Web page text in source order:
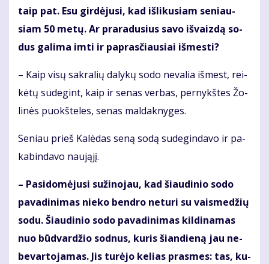
taip pat. Esu gir­dė­ju­si, kad iš­li­ku­siam se­niau­
siam 50 me­tų. Ar pra­ra­du­sius sa­vo iš­vaiz­dą so­
dus ga­li­ma im­ti ir pa­pras­čiau­siai iš­mes­ti?
– Kaip vi­sų sak­ra­lių da­ly­kų so­do ne­va­lia iš­mest, rei­
kė­tų su­de­gint, kaip ir se­nas ver­bas, per­nykš­tes Žo­
li­nės puokš­te­les, se­nas mal­dak­ny­ges.
Se­niau prieš Ka­lė­das se­ną so­dą su­de­gin­da­vo ir pa­
ka­bin­da­vo nau­ją­jį.
– Pa­si­do­mė­ju­si su­ži­no­jau, kad šiau­di­nio so­do
pa­va­di­ni­mas nie­ko ben­dro ne­tu­ri su vais­me­džių
so­du. Šiau­di­nio so­do pa­va­di­ni­mas kil­di­na­mas
nuo būd­var­džio sod­nus, ku­ris šian­die­ną jau ne­
be­var­to­ja­mas. Jis tu­rė­jo ke­lias pras­mes: tas, ku­